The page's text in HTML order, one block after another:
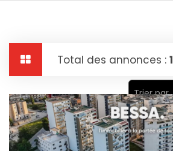
Total des annonces : 1
Trier par